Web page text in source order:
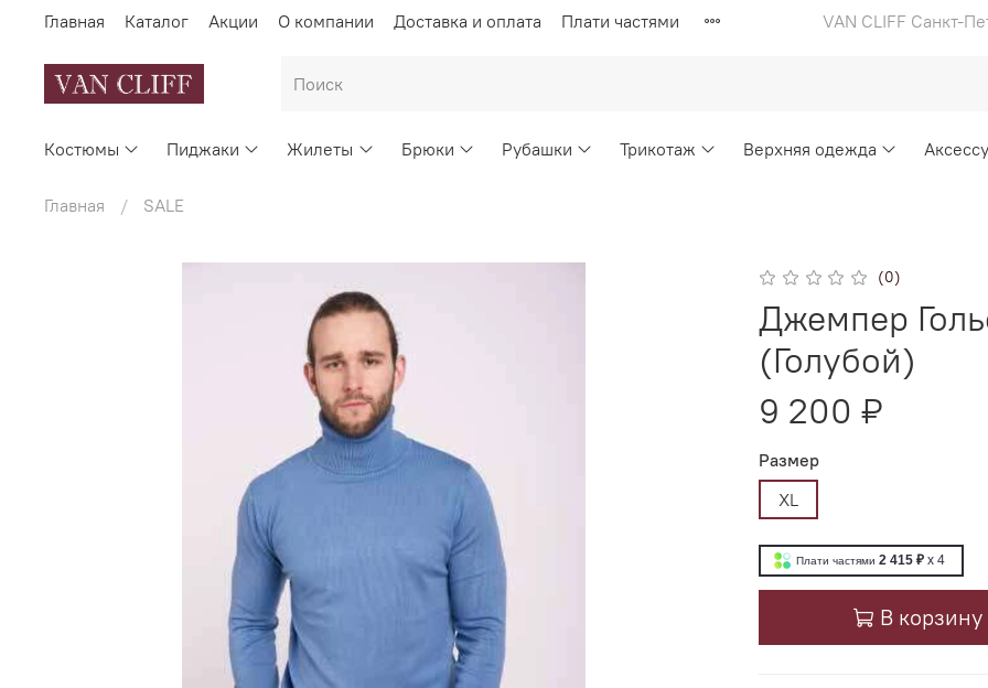
Главная Каталог Акции О компании Доставка и оплата Плати частями VAN CLIFF Санкт-
Костюмы Пиджаки Жилеты Брюки Рубашки Трикотаж Верхняя одежда
Главная SALE
(0)
Джемпер
(Голубой)
9 200 ₽
Размер
XL
Плати частями 2 415 ₽ x 4
В корзину